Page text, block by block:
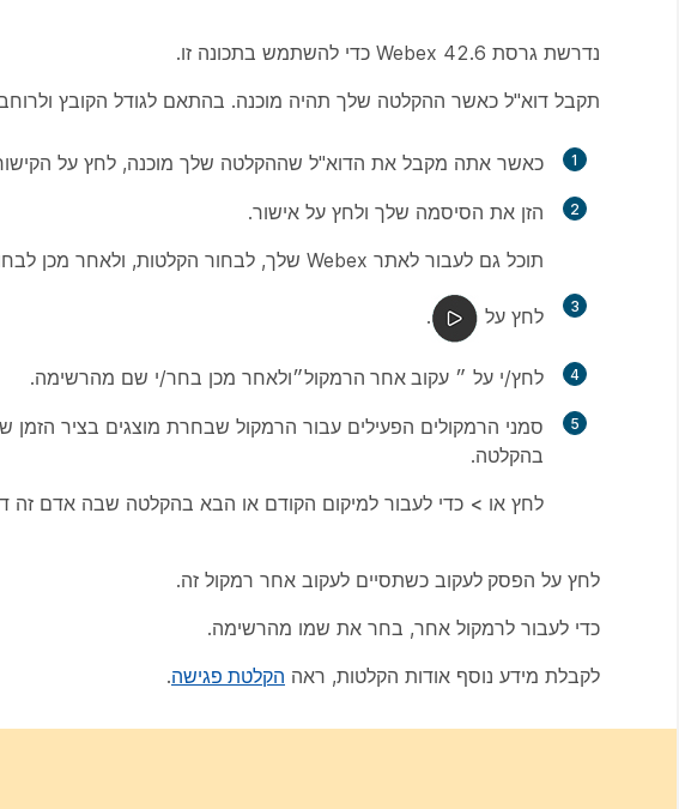
נדרשת גרסת Webex 42.6 כדי להשתמש בתכונה זו.
תקבל דוא"ל כאשר ההקלטה שלך תהיה מוכנה. בהתאם לגודל הקובץ ולרוחב הפס, ניתן לקחת עד
1 כאשר אתה מקבל את הדוא"ל שההקלטה שלך מוכנה, לחץ על
2 הזן את הסיסמה שלך ולחץ על אישור.
תוכל גם לעבור לאתר Webex שלך, לבחור
הקלטות, ולאחר מכן
3 לחץ על .
4 לחץ/י על ״ עקוב אחר הרמקול״ולאחר מכן בחר/י שם מהרשימה.
5
סמני הרמקולים הפעילים עבור הרמקול שבחרת מוצגים בציר
בהקלטה.
לחץ או > כדי לעבור למיקום הקודם או הבא בהקלטה שבה אדם זה
לחץ על הפסק לעקוב כשתסיים לעקוב אחר רמקול זה.
כדי לעבור לרמקול אחר, בחר את שמו מהרשימה.
לקבלת מידע נוסף אודות הקלטות, ראה הקלטת פגישה.